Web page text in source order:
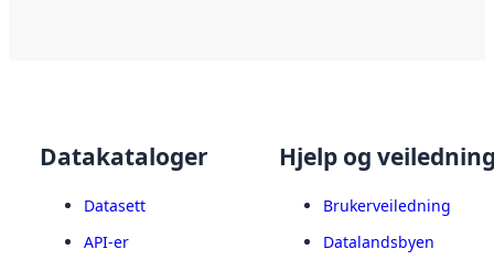
Datakataloger
Datasett
API-er
Hjelp og
Brukerveiledning
Datalandsbyen